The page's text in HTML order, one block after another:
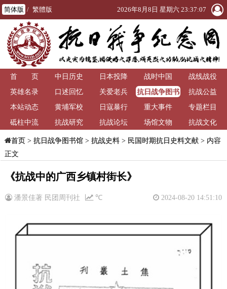
简体版 / 繁體版 2026年8月8日 星期六 23:37:07
首 页 中日历史 日本投降 战时中国
战线战役
英雄名录
口述回忆 关爱老兵
抗日战争图书
馆
抗战公益
本站动态
黄埔军校 日寇暴行 重大事件
专题栏目
砥柱中流
抗战研究 抗战论坛 场馆文物 抗战文化
首页> 抗日战争图书馆> 抗战史料> 民国时期抗日史料文献> 内容
正文
《抗战中的广西乡镇村街长》
潘景佳著 民团周刊社 2024-08-20 14:51:10
℃